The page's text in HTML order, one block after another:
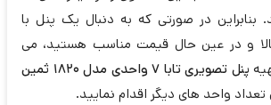
بنابراین در صورتی که به دنبال یک پنل با
و در عین حال قیمت مناسب هستید، می
پنل تصویری تابا 7 واحدی مدل 1820 ثمین
واحد های دیگر اقدام نمایید.